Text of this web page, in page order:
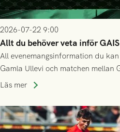
2026-07-22 9:00
Allt du behöver veta inför
All evenemangsinformation du
Gamla Ullevi och matchen mellan
kvalet till Conference League!
Läs mer